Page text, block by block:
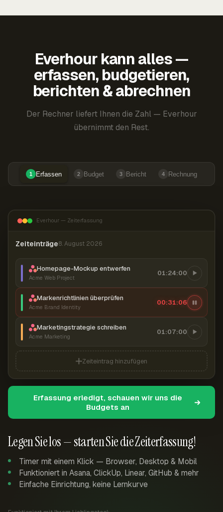
Everhour kann alles —
erfassen, budgetieren,
berichten & abrechnen
Der Rechner liefert Ihnen die Zahl — Everhour
übernimmt den Rest.
1 Erfassen 2 Budget 3 Bericht 4 Rechnung
Legen Sie los — starten Sie die Zeiterfassung!
Timer mit einem Klick — Browser, Desktop & Mobil
Funktioniert in Asana, ClickUp, Linear, GitHub & mehr
Einfache Einrichtung, keine Lernkurve
Everhour — Zeiterfassung
Zeiteinträge8. August 2026
Homepage-Mockup entwerfen
Acme Web Project
01:24:00
Markenrichtlinien überprüfen
Acme Brand Identity
00:31:07
Marketingstrategie schreiben
Acme Marketing
01:07:00
Zeiteintrag hinzufügen
Erfassung erledigt, schauen wir uns die
Budgets an